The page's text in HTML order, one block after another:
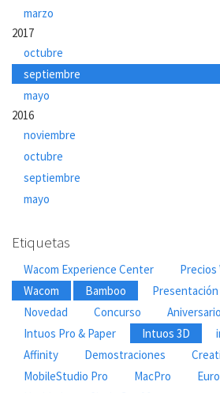
marzo
2017
octubre
septiembre
mayo
2016
noviembre
octubre
septiembre
mayo
Etiquetas
Wacom Experience Center Precios
Wacom
Bamboo Presentación
Novedad
Concurso Aniversario
Intuos Pro & Paper
Intuos 3D
Affinity
Demostraciones
MobileStudio Pro
MacPro